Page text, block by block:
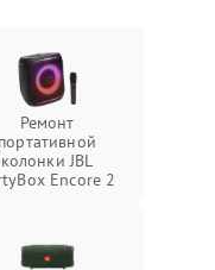
Ремонт
портативной
колонки JBL
Encore 2